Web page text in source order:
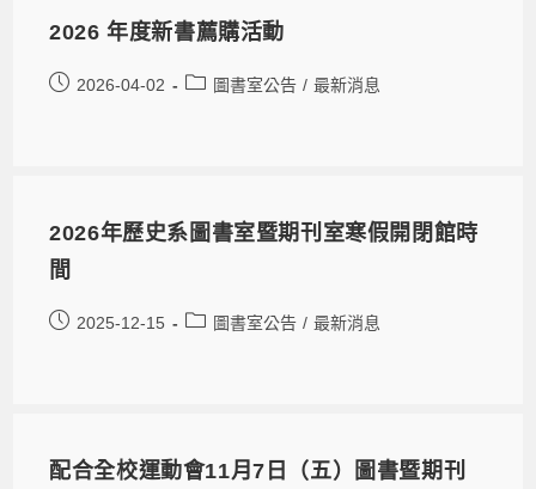
2026 年度新書薦購活動
2026-04-02 圖書室公告 / 最新消息
2026年歷史系圖書室暨期刊室寒假開閉館時
間
2025-12-15 圖書室公告 / 最新消息
配合全校運動會11月7日（五）圖書暨期刊